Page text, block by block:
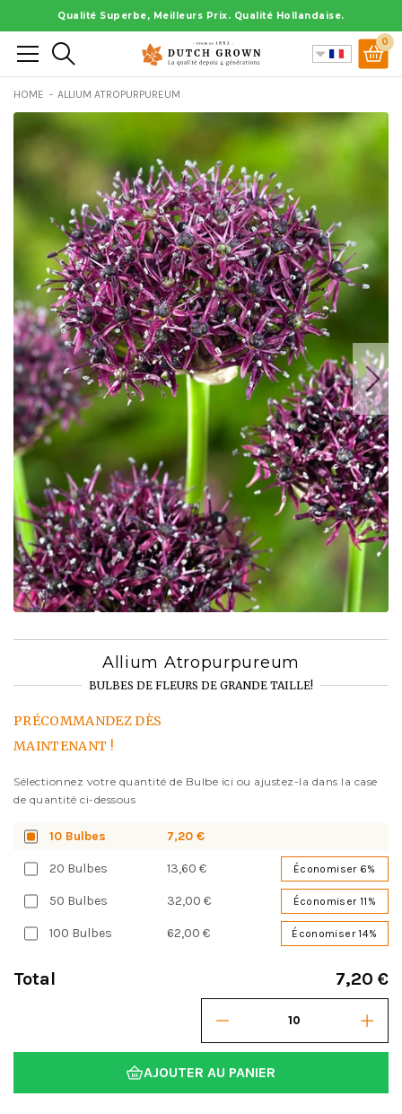
au
contenu
Qualité Superbe, Meilleurs Prix. Qualité Hollandaise.
Rechercher 0
HOME ALLIUM ATROPURPUREUM
Allium Atropurpureum
BULBES DE FLEURS DE GRANDE TAILLE!
PRÉCOMMANDEZ DÈS
MAINTENANT !
Sélectionnez votre quantité de Bulbe ici ou ajustez-la dans la case
de quantité ci-dessous
10 Bulbes 7,20 €
20 Bulbes 13,60 € Économiser 6%
50 Bulbes 32,00 € Économiser 11%
100 Bulbes 62,00 € Économiser 14%
Total 7,20 €
AJOUTER AU PANIER